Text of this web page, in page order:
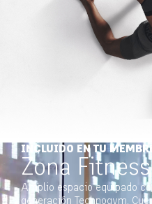
INCLUIDO EN TU
Zona Fitness
Amplio espacio equipado
generación Technogym.